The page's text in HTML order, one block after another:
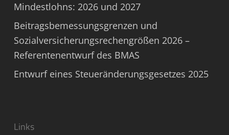
Mindestlohns: 2026 und 2027
Beitragsbemessungsgrenzen und
Sozialversicherungsrechengrößen 2026 –
Referentenentwurf des BMAS
Entwurf eines Steueränderungsgesetzes 2025
Links